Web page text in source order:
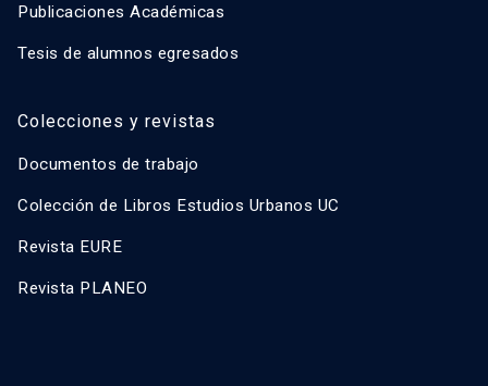
Publicaciones Académicas
Tesis de alumnos egresados
Colecciones y revistas
Documentos de trabajo
Colección de Libros Estudios Urbanos UC
Revista EURE
Revista PLANEO